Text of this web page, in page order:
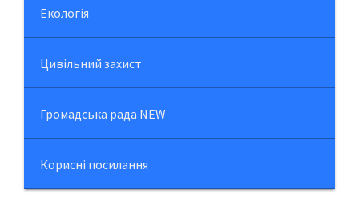
Екологія
Цивільний захист
Громадська рада NEW
Корисні посилання